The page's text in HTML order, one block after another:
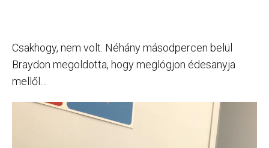
Csakhogy, nem volt. Néhány másodpercen belül
Braydon megoldotta, hogy meglógjon édesanyja
mellől…